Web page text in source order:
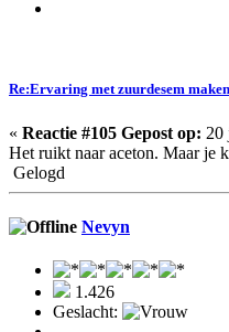
Re:Ervaring met zuurdesem
« Reactie #105 Gepost op: 20
Het ruikt naar aceton. Maar je
Gelogd
Nevyn
1.426
Geslacht: